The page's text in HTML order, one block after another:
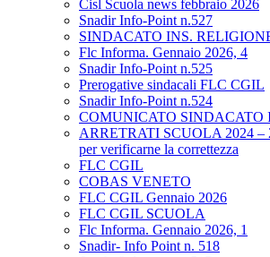
Cisl Scuola news febbraio 2026
Snadir Info-Point n.527
SINDACATO INS.
Flc Informa. Gennaio 2026, 4
Snadir Info-Point n.525
Prerogative sindacali FLC CGIL
Snadir Info-Point n.524
COMUNICATO SINDACATO
ARRETRATI SCUOLA 2024 –
per verificarne la correttezza
FLC CGIL
COBAS VENETO
FLC CGIL Gennaio 2026
FLC CGIL SCUOLA
Flc Informa. Gennaio 2026, 1
Snadir- Info Point n. 518